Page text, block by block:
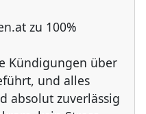
zu 100%
Kündigungen über
und alles
absolut zuverlässig